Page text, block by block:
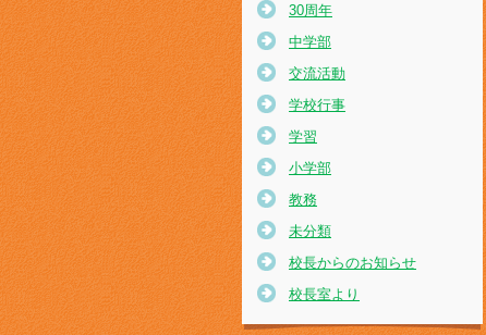
30周年
中学部
交流活動
学校行事
学習
小学部
教務
未分類
校長からのお知らせ
校長室より